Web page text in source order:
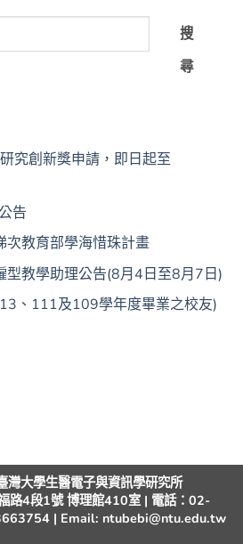
搜
尋
究創新獎申請，即日起至
告
次教育部學海惜珠計畫
型教學助理公告(8月4日至8月7日)
、111及109學年度畢業之校友)
大學生醫電子與資訊學研究所
路4段1號 博理館410室 | 電話：02-
| Email: ntubebi@ntu.edu.tw